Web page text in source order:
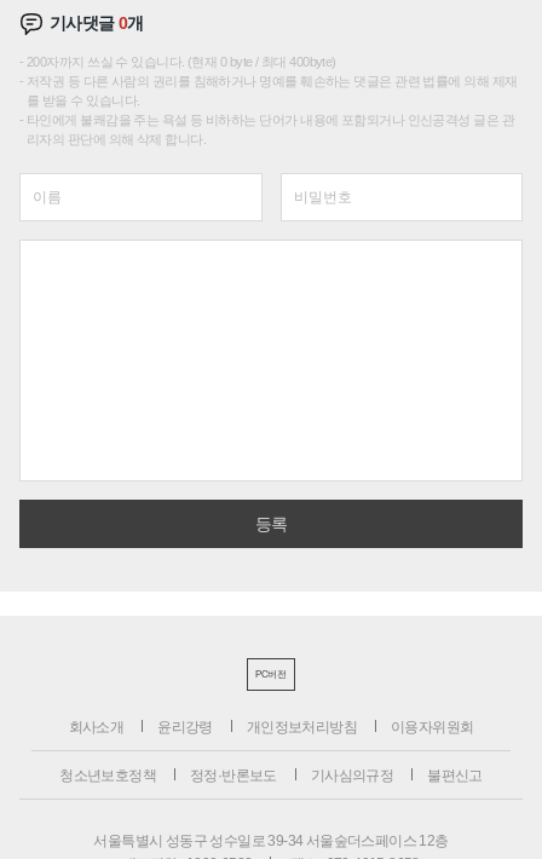
기사댓글0개
200자까지 쓰실 수 있습니다. (현재 0 byte / 최대 400byte)
저작권 등 다른 사람의 권리를 침해하거나 명예를 훼손하는 댓글은 관련 법률에 의해 제재
를 받을 수 있습니다.
타인에게 불쾌감을 주는 욕설 등 비하하는 단어가 내용에 포함되거나 인신공격성 글은 관
리자의 판단에 의해 삭제 합니다.
PC버전
회사소개 윤리강령 개인정보처리방침 이용자위원회
청소년보호정책 정정·반론보도 기사심의규정 불편신고
서울특별시 성동구 성수일로 39-34 서울숲더스페이스 12층